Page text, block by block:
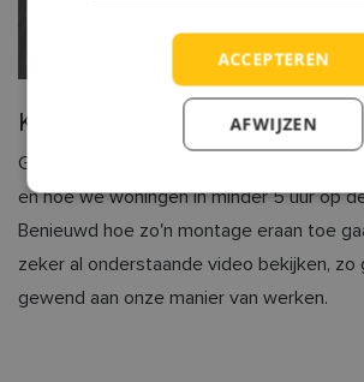
Kom langs bij onze productiehal!
Graag vertellen we je meer over ons
en hoe we woningen in minder 5 uur op
Benieuwd hoe zo'n montage eraan toe
zeker al onderstaande video bekijken, zo
gewend aan onze manier van werken.
ACCEPTEREN
AFWIJZEN